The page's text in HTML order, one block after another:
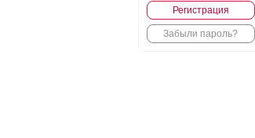
Регистрация
Забыли пароль?